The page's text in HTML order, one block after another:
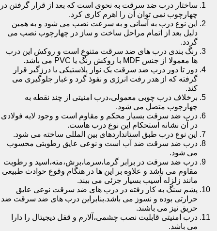
ساختار درب ضد سرقت به نحوی است که بعد از قرار گرفتن در
چهارچوب نمی توان آن را اهرم کاری کرد.
این نوع درب به آسانی و به سرعت نصب می شود و به همین
دلیل بعد از اتمام مراحل ساخت و ساز در چهارچوب نصب می
گردد.
رنگ بندی درب های ضد سرقت متنوع است و روکش این درب
ها معمولا از جنس MDF با روکش رنگ یا PVC می باشد.
دور تا دور درب ضد سرقت یک نوار پلاستیکی یا درزگیر قرار
گرفته که از هدر رفت انرژی و نفوذ گرد و غبار جلوگیری می
کند.
برخلاف درب چوبی معمولی،درب امنیتی از چند نقطه به
چهارچوب متصل می شود.
درب ضد سرقت بسیار محکم و مقاوم است و وجود لایه فولادی
در آن نشانه استحکام این نوع درب هاست.
این نوع درب طبق استانداردهای بین المللی ساخته می شود.
درب ضد سرقت ضد آب است و نوعی عایق رطوبتی محسوب
می شود.
درب ضد سرقت در برابر گرما،سرما،برش،مته،اسید و رطوبت
مقاوم می باشد و علاوه بر این ها در هنگام وقوع حوادث طبیعی
مانند زلزله آسیب بسیار جزئی می بیند.
پشم سنگ به کار رفته در درب های ضد سرقت نوعی عایق
حرارتی بوده و نسوز می باشد.بنابراین درب های ضد سرقت ضد
حریق نیز می باشند.
درب امنیتی قابلیت نصب چشمی،آلارم و قفل دیجیتال را دارا
می باشد.